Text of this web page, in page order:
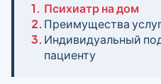
1. Психиатр на дом
2.Преимущества
3.Индивидуальный
пациенту